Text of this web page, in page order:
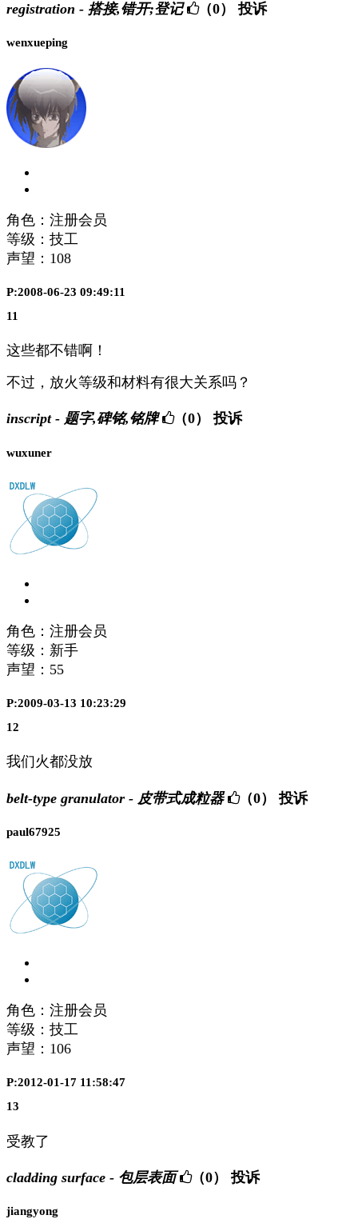
registration - 搭接,错开;登记 （0） 投诉
wenxueping
角色：注册会员
等级：技工
声望： 108
P:2008-06-23 09:49:11
11
这些都不错啊！
不过，放火等级和材料有很大关系吗？
inscript - 题字,碑铭,铭牌 （0） 投诉
wuxuner
角色：注册会员
等级：新手
声望： 55
P:2009-03-13 10:23:29
12
我们火都没放
belt-type granulator - 皮带式成粒器 （0） 投诉
paul67925
角色：注册会员
等级：技工
声望： 106
P:2012-01-17 11:58:47
13
受教了
cladding surface - 包层表面 （0） 投诉
jiangyong